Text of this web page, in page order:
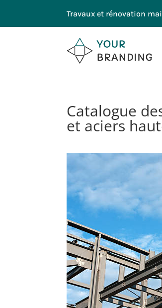
Travaux et rénovation
Catalogue
et aciers